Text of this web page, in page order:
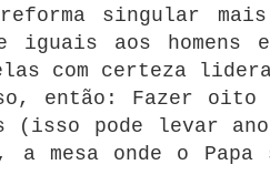
singular
e iguais aos
com certeza
então: Fazer oito
(isso pode levar
a mesa onde o